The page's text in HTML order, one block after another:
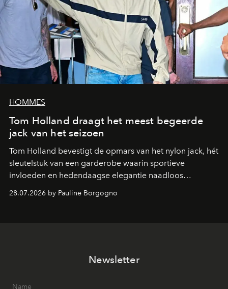
HOMMES
Tom Holland draagt het meest begeerde
jack van het seizoen
Tom Holland bevestigt de opmars van het nylon jack, hét
sleutelstuk van een garderobe waarin sportieve
invloeden en hedendaagse elegantie naadloos
samenkomen.
28.07.2026 by Pauline Borgogno
Newsletter